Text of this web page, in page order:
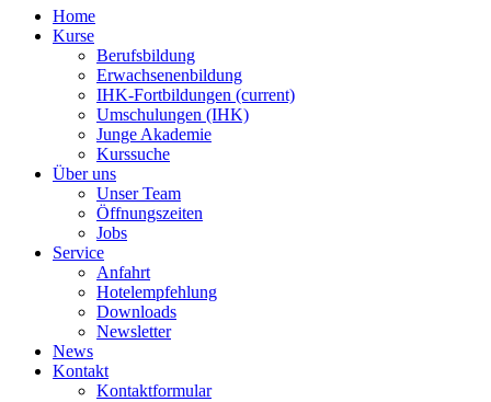
Home
Kurse
Berufsbildung
Erwachsenenbildung
IHK-Fortbildungen (current)
Umschulungen (IHK)
Junge Akademie
Kurssuche
Über uns
Unser Team
Öffnungszeiten
Jobs
Service
Anfahrt
Hotelempfehlung
Downloads
Newsletter
News
Kontakt
Kontaktformular